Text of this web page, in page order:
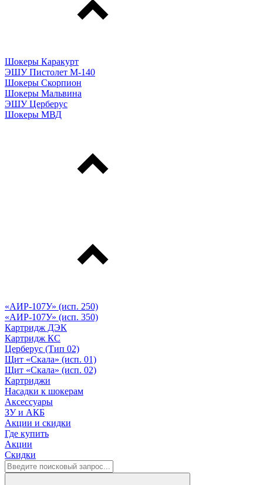
Шокеры Каракурт
ЭШУ Пистолет М-140
Шокеры Скорпион
Шокеры Мальвина
ЭШУ Церберус
Шокеры МВД
«АИР-107У» (исп. 250)
«АИР-107У» (исп. 350)
Картридж ДЭК
Картридж КС
Церберус (Тип 02)
Щит «Скала» (исп. 01)
Щит «Скала» (исп. 02)
Картриджи
Насадки к шокерам
Аксессуары
ЗУ и АКБ
Акции и скидки
Где купить
Акции
Скидки